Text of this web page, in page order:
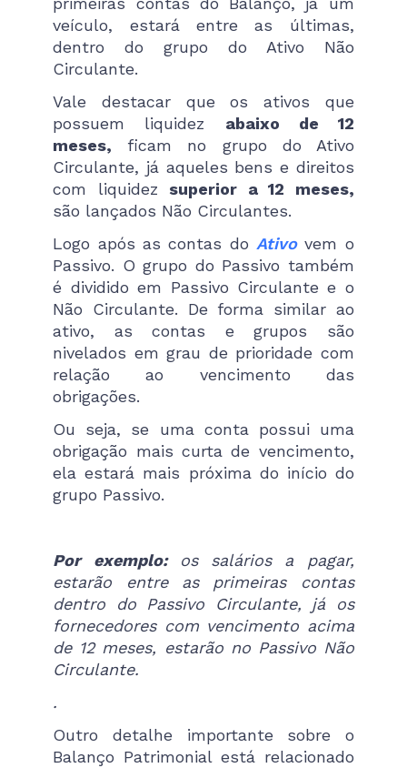
veículo, estará entre as últimas,
dentro do grupo do Ativo Não
Circulante.
Vale destacar que os ativos que
possuem liquidez abaixo de 12
meses, ficam no grupo do Ativo
Circulante, já aqueles bens e direitos
com liquidez superior a 12 meses,
são lançados Não Circulantes.
Logo após as contas do Ativovem o
Passivo. O grupo do Passivo também
é dividido em Passivo Circulante e o
Não Circulante. De forma similar ao
ativo, as contas e grupos são
nivelados em grau de prioridade com
relação ao vencimento das
obrigações.
Ou seja, se uma conta possui uma
obrigação mais curta de vencimento,
ela estará mais próxima do início do
grupo Passivo.
Por exemplo:os salários a pagar,
estarão entre as primeiras contas
dentro do Passivo Circulante, já os
fornecedores com vencimento acima
de 12 meses, estarão no Passivo Não
Circulante.
.
Outro detalhe importante sobre o
Balanço Patrimonial está relacionado